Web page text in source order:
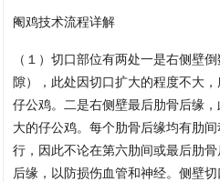
阉鸡技术流程详解
（１）切口部位有两处一是右侧壁
隙），此处因切口扩大的程度不大
仔公鸡。二是右侧壁最后肋骨后缘
大的仔公鸡。每个肋骨后缘均有肋
行，因此不论在第六肋间或最后肋
后缘，以防损伤血管和神经。侧壁